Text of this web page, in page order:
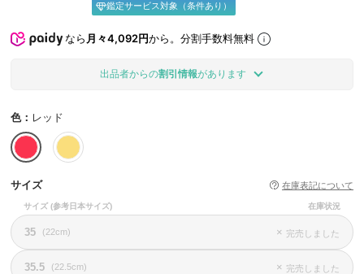
鑑定サービス対象（条件あり）
なら月々4,092円から。分割手数料無料
出品者からの割引情報があります
色： レッド
サイズ 在庫表記について
サイズ (参考日本サイズ) 在庫状況
35 (22cm) × 完売しました
35.5 (22.5cm) × 完売しました